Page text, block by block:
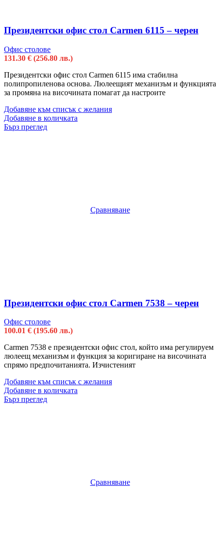
Президентски офис стол Carmen 6115 – черен
Офис столове
131.30 € (256.80 лв.)
Президентски офис стол Carmen 6115 има стабилна
полипропиленова основа. Люлеещият механизъм и функцията
за промяна на височината помагат да настроите
Добавяне към списък с желания
Добавяне в количката
Бърз преглед
Сравняване
Президентски офис стол Carmen 7538 – черен
Офис столове
100.01 € (195.60 лв.)
Carmen 7538 е президентски офис стол, който има регулируем
люлеещ механизъм и функция за коригиране на височината
спрямо предпочитанията. Изчистеният
Добавяне към списък с желания
Добавяне в количката
Бърз преглед
Сравняване